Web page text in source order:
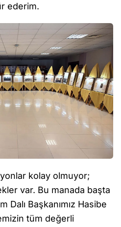
ederim.
kolay olmuyor;
var. Bu manada başta
Dalı Başkanımız Hasibe
tüm değerli